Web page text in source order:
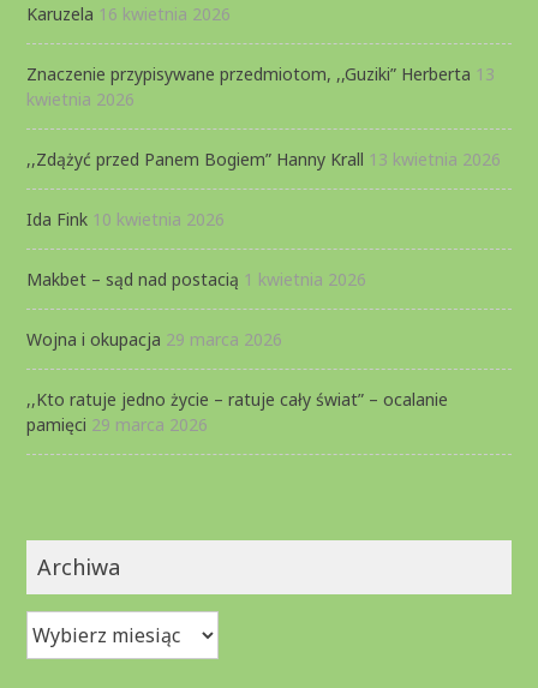
Karuzela 16 kwietnia 2026
Znaczenie przypisywane przedmiotom, ,,Guziki” Herberta 13
kwietnia 2026
,,Zdążyć przed Panem Bogiem” Hanny Krall 13 kwietnia 2026
Ida Fink 10 kwietnia 2026
Makbet – sąd nad postacią 1 kwietnia 2026
Wojna i okupacja 29 marca 2026
,,Kto ratuje jedno życie – ratuje cały świat” – ocalanie
pamięci 29 marca 2026
Archiwa
Archiwa